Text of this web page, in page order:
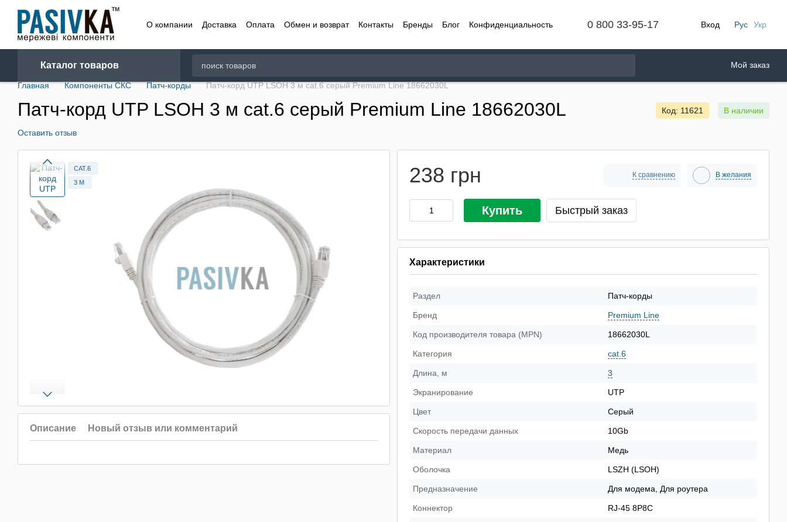
Перейти к основному контенту
О компании
Доставка Оплата Обмен и возврат Контакты Бренды Блог
Конфиденциальность
0 800 33-95-17 Вход Рус Укр
Каталог товаров Мой заказ
Главная Компоненты СКС Патч-корды Патч-корд UTP LSOH 3 м cat.6 серый Premium Line 18662030L
Патч-корд UTP LSOH 3 м cat.6 серый Premium Line 18662030L
Оставить отзыв
В наличии
Код: 11621
CAT.6
3 М
Описание Новый отзыв или комментарий
238 грн К сравнению В желания
Купить Быстрый заказ
Характеристики
Раздел Патч-корды
Бренд Premium Line
Код производителя товара (MPN) 18662030L
Категория cat.6
Длина, м 3
Экранирование UTP
Цвет Cерый
Скорость передачи данных 10Gb
Материал Медь
Оболочка LSZH (LSOH)
Предназначение Для модема, Для роутера
Коннектор RJ-45 8P8C